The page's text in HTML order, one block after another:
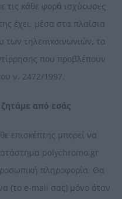
τις κάθε φορά ισχύουσες
έχει, μέσα στα πλαίσια
των τηλεπικοινωνιών, τα
που προβλέπουν
ν. 2472/1997.
από εσάς
επισκέπτης μπορεί να
polychromo.gr
πληροφορία. Θα
(το e-mail σας) μόνο όταν